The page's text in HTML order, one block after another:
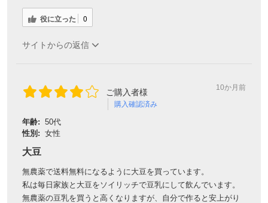
役に立った 0
サイトからの返信
ご購入者様
購入確認済み
10か月前
年齢: 50代
性別: 女性
大豆
無農薬で送料無料になるように大豆を買っています。
私は毎日家族と大豆をソイリッチで豆乳にして飲んでいます。
無農薬の豆乳を買うと高くなりますが、自分で作ると安上がり